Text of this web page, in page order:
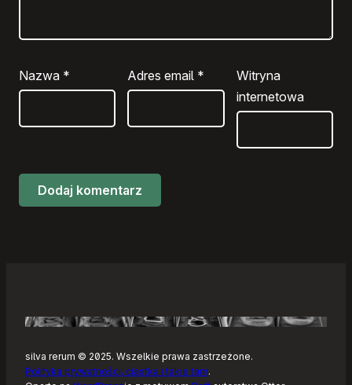
Nazwa * Adres email *
Witryna
internetowa
silva rerum © 2025. Wszelkie prawa zastrzeżone.
Polityka prywatności, ciastka i takie tam.